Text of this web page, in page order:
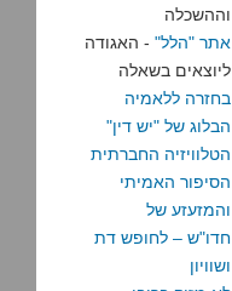
וההשכלה
אתר "הלל" - האגודה
ליוצאים בשאלה
בחזרה ללאמיה
הבלוג של "יש דין"
הטלוויזיה החברתית
הסיפור האמיתי
והמזעזע של
חדו"ש – לחופש דת
ושוויון